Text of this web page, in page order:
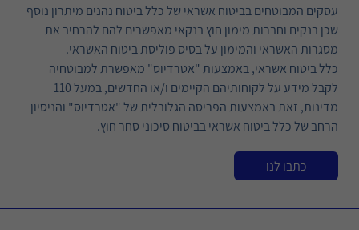
עסקים המבוטחים בביטוח אשראי של כלל ביטוח נהנים מיתרון נוסף
שכן בנקים וחברות מימון חוץ בנקאי מאפשרים להם להרחיב את
מסגרות האשראי והמימון על בסיס פוליסת ביטוח האשראי.
כלל ביטוח אשראי, באמצעות "אטרדיוס" מאפשרת למבוטחיה
לקבל מידע על לקוחותיהם הקיימים ו/או החדשים, במעל 110
מדינות, זאת באמצעות הפריסה הגלובלית של "אטרדיוס" והניסיון
הרחב של כלל ביטוח אשראי בביטוח סיכוני סחר חוץ.
כתבו לנו